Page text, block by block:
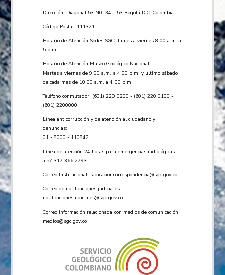
Dirección: Diagonal 53 N0. 34 - 53 Bogotá D.C. Colombia
Código Postal: 111321
Horario de Atención Sedes SGC: Lunes a viernes 8.00 a.m. a
5 p.m.
Horario de Atención Museo Geológico Nacional:
Martes a viernes de 9:00 a.m. a 4:00 p.m. y último sábado
de cada mes de 10:00 a.m. a 4:00 p.m.
Teléfono conmutador: (601) 220 0200 - (601) 220 0100 -
(601) 2200000
Línea anticorrupción y de atención al ciudadano y
denuncias:
01 - 8000 - 110842
Línea de atención 24 horas para emergencias radiológicas:
+57 ​317 366 2793
Correo Institucional: radicacioncorrespondencia@sgc.gov.co
Correo de notificaciones judiciales:
notificacionesjudiciales@sgc.gov.co
Correo información relacionada con medios de comunicación:
medios@sgc.gov.co